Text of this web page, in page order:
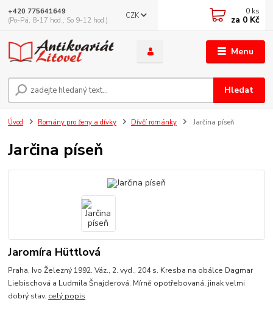
Menu
CZK
Hledat
+420 775641649
(Po-Pá, 8-17 hod., So 9-12 hod.)
0 ks
za 0 Kč
Úvod Romány pro ženy a dívky Dívčí románky Jarčina píseň
Jarčina píseň
Jaromíra Hüttlová
Praha, Ivo Železný 1992. Váz., 2. vyd., 204 s. Kresba na obálce Dagmar
Liebischová a Ludmila Šnajderová. Mírně opotřebovaná, jinak velmi
dobrý stav. celý popis